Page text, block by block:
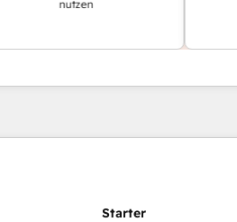
nutzen